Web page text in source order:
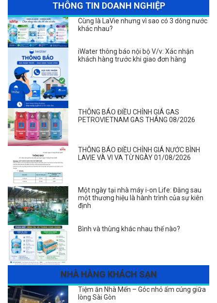
THÔNG TIN DOANH NGHIỆP
Cùng là LaVie nhưng vì sao có 3 dòng nước
khác nhau?
iWater thông báo nội bộ V/v: Xác nhận
khách hàng trước khi giao đơn hàng
THÔNG BÁO ĐIỀU CHỈNH GIÁ GAS
PETROVIETNAM GAS THÁNG 08/2026
THÔNG BÁO ĐIỀU CHỈNH GIÁ NƯỚC BÌNH
LAVIE VÀ VI VA TỪ NGÀY 01/08/2026
Một ngày tại nhà máy i-on Life: Đằng sau
một thương hiệu là hành trình của sự kiên
định
Bình và thùng khác nhau thế nào?
NHÀ HÀNG KHÁCH SẠN
Tiệm ăn Nhà Mến – Góc nhỏ ấm cúng giữa
lòng Sài Gòn